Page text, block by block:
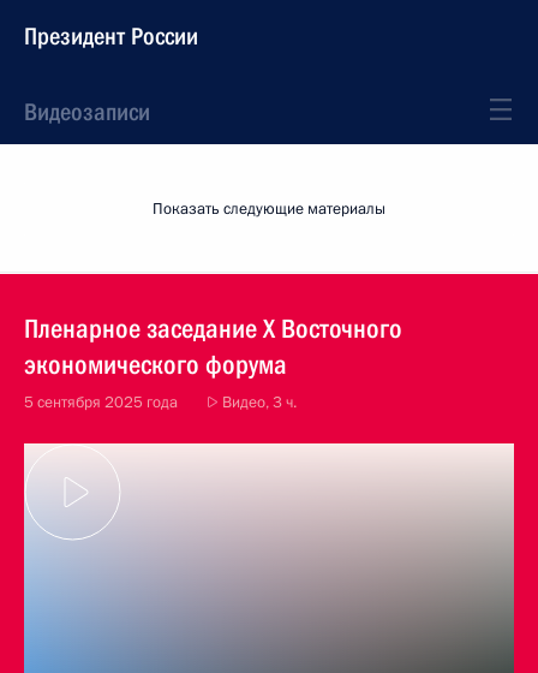
Президент России
Видеозаписи
Показать следующие материалы
Пленарное заседание X Восточного
экономического форума
5 сентября 2025 года Видео, 3 ч.